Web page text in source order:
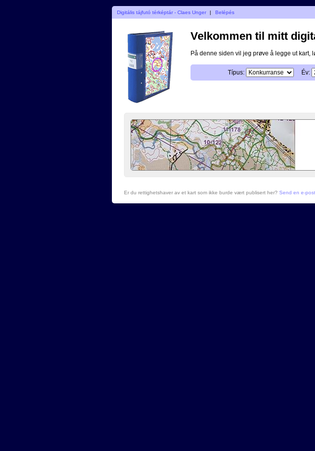
Digitális tájfutó térképtár - Claes Unger | Belépés
Velkommen til mitt
På denne siden vil jeg prøve å legge ut kart,
Típus: Év:
Er du rettighetshaver av et kart som ikke burde vært publisert her? Send en e-post